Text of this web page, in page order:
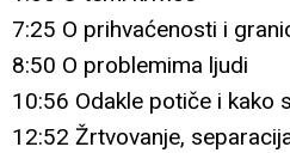
7:25 O prihvaćenosti i
8:50 O problemima ljudi
10:56 Odakle potiče i kako
12:52 Žrtvovanje,